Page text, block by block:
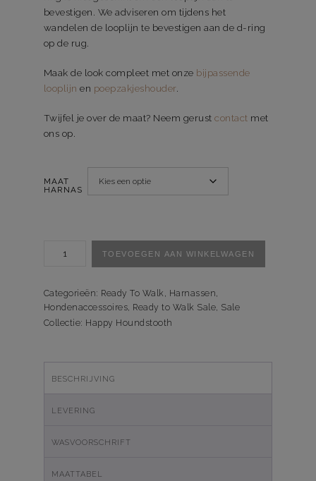
bevestigen. We adviseren om tijdens het
wandelen de looplijn te bevestigen aan de d-ring
op de rug.
Maak de look compleet met onze bijpassende
looplijn en poepzakjeshouder.
Twijfel je over de maat? Neem gerust contact met
ons op.
MAAT
HARNAS
aantal
TOEVOEGEN AAN WINKELWAGEN
Categorieën: Ready To Walk , Harnassen,
Hondenaccessoires, Ready to Walk Sale, Sale
Collectie: Happy Houndstooth
BESCHRIJVING
LEVERING
WASVOORSCHRIFT
MAATTABEL